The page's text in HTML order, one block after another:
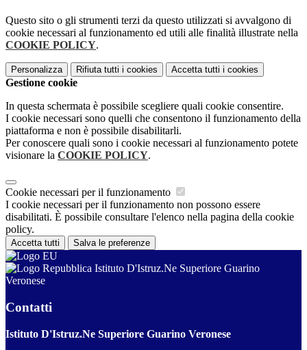
Questo sito o gli strumenti terzi da questo utilizzati si avvalgono di
cookie necessari al funzionamento ed utili alle finalità illustrate nella
COOKIE POLICY.
Personalizza Rifiuta tutti i cookies Accetta tutti i cookies
Gestione cookie
In questa schermata è possibile scegliere quali cookie consentire.
I cookie necessari sono quelli che consentono il funzionamento della
piattaforma e non è possibile disabilitarli.
Per conoscere quali sono i cookie necessari al funzionamento potete
visionare la COOKIE POLICY.
Cookie necessari per il funzionamento
I cookie necessari per il funzionamento non possono essere
disabilitati. È possibile consultare l'elenco nella pagina della cookie
policy.
Accetta tutti Salva le preferenze
Istituto D'Istruz.Ne Superiore Guarino
Veronese
Contatti
Istituto D'Istruz.Ne Superiore Guarino Veronese